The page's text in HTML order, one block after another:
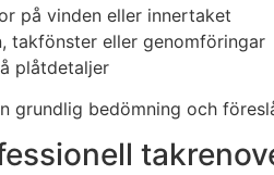
på vinden eller innertaket
takfönster eller genomföringar
plåtdetaljer
grundlig bedömning och